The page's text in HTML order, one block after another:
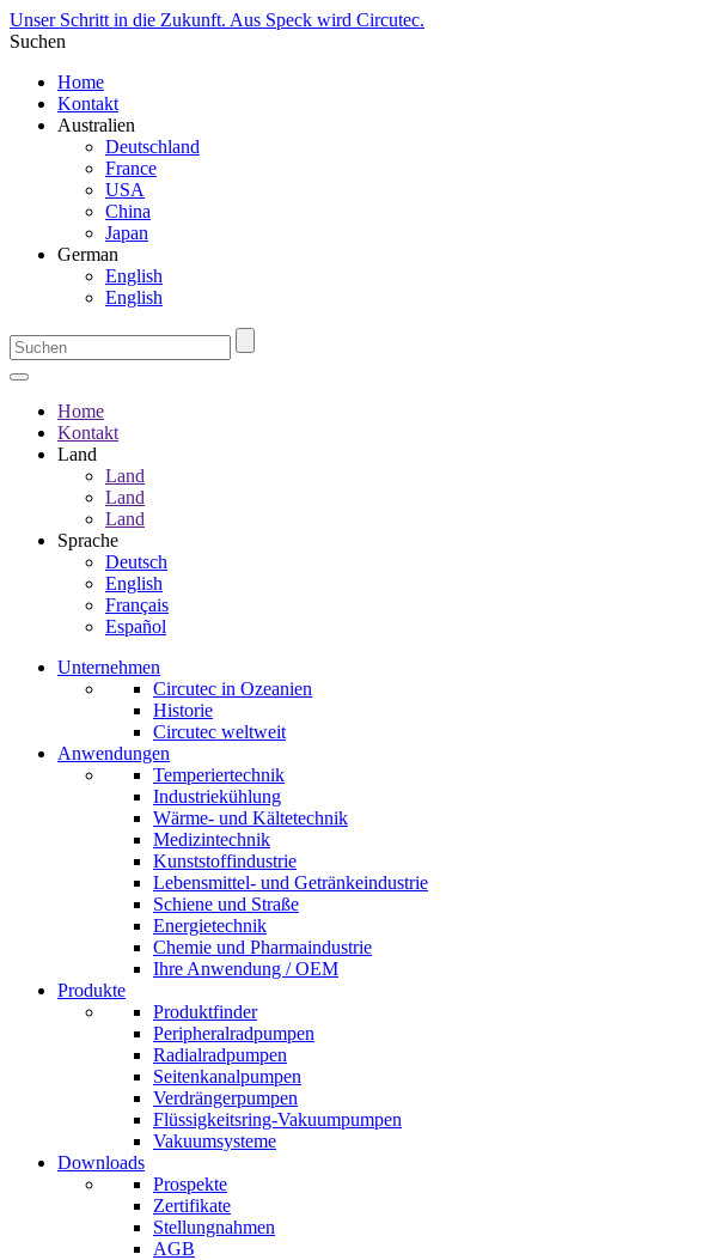
Unser Schritt in die Zukunft. Aus Speck wird Circutec.
Suchen
Home
Kontakt
Australien
Deutschland
France
USA
China
Japan
German
English
English
Home
Kontakt
Land
Land
Land
Land
Sprache
Deutsch
English
Français
Español
Unternehmen
Circutec in Ozeanien
Historie
Circutec weltweit
Anwendungen
Temperiertechnik
Industriekühlung
Wärme- und Kältetechnik
Medizintechnik
Kunststoffindustrie
Lebensmittel- und Getränkeindustrie
Schiene und Straße
Energietechnik
Chemie und Pharmaindustrie
Ihre Anwendung / OEM
Produkte
Produktfinder
Peripheralradpumpen
Radialradpumpen
Seitenkanalpumpen
Verdrängerpumpen
Flüssigkeitsring-Vakuumpumpen
Vakuumsysteme
Downloads
Prospekte
Zertifikate
Stellungnahmen
AGB